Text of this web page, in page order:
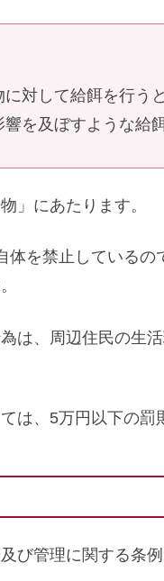
に対して給餌を行う
を及ぼすような給
」にあたります。
体を禁止している
は、周辺住民の生
は、5万円以下の罰
び管理に関する条例